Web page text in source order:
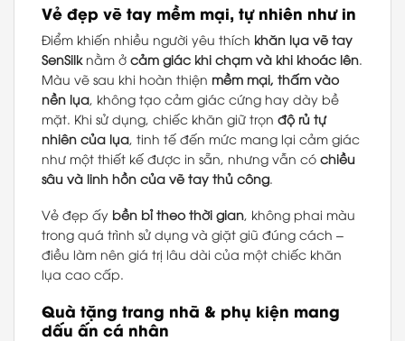
Vẻ đẹp vẽ tay mềm mại, tự nhiên như in
Điểm khiến nhiều người yêu thích khăn lụa vẽ tay
SenSilknằm ở cảm giác khi chạm và khi khoác lên.
Màu vẽ sau khi hoàn thiện mềm mại, thấm vào
nền lụa, không tạo cảm giác cứng hay dày bề
mặt. Khi sử dụng, chiếc khăn giữ trọn độ rủ tự
nhiên của lụa, tinh tế đến mức mang lại cảm giác
như một thiết kế được in sẵn, nhưng vẫn có chiều
sâu và linh hồn của vẽ tay thủ công.
Vẻ đẹp ấy bền bỉ theo thời gian, không phai màu
trong quá trình sử dụng và giặt giũ đúng cách –
điều làm nên giá trị lâu dài của một chiếc khăn
lụa cao cấp.
Quà tặng trang nhã & phụ kiện mang
dấu ấn cá nhân